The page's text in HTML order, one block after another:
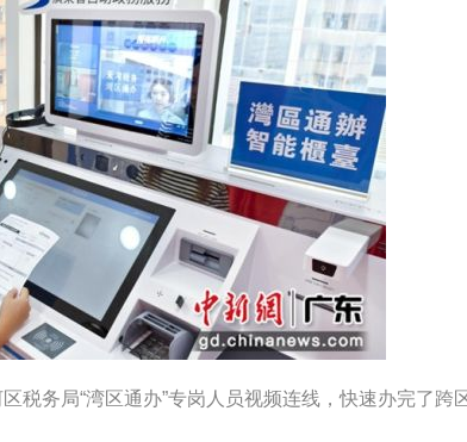
税务局“湾区通办”专岗人员视频连线，快速办完了跨